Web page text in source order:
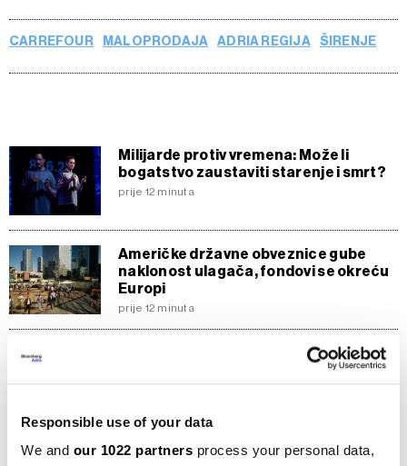
Responsible use of your data
We and our 1022 partners process your personal data,
CARREFOUR MALOPRODAJA ADRIA REGIJA ŠIRENJE
Milijarde protiv vremena: Može li
bogatstvo zaustaviti starenje i smrt?
prije 12 minuta
Američke državne obveznice gube
naklonost ulagača, fondovi se okreću
Europi
prije 12 minuta
AI pokreće energetsku utrku,
graditelji traže milijarde u bankovnim
garancijama
AstraZeneca razmatra preuzimanje